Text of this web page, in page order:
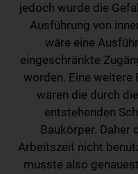
jedoch wurde die
Ausführung von
wäre eine
eingeschränkte
worden. Eine weitere
waren die durch
entstehenden
Baukörper. Daher
Arbeitszeit nicht
musste also